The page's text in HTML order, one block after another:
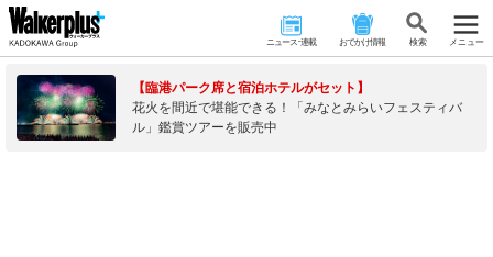
ニュース･連載 おでかけ情報 検 索 メニュー
【臨港パーク席と宿泊ホテルがセット】
花火を間近で堪能できる！「みなとみらいフェスティバ
ル」鑑賞ツアーを販売中